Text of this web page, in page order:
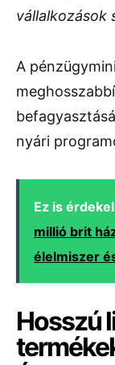
vállalkozások
A
nyári
Ez is
millió brit
élelmiszer
Hosszú